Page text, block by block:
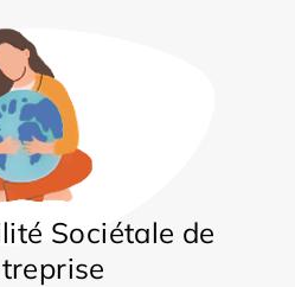
Sociétale de